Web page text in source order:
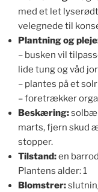
med et let
velegnede til
Plantning og
– busken vil
lide tung og våd
– plantes på et
– foretrækker
Beskæring:
marts, fjern skud
stopper.
Tilstand:en
Plantens alder: 1
Blomstrer: